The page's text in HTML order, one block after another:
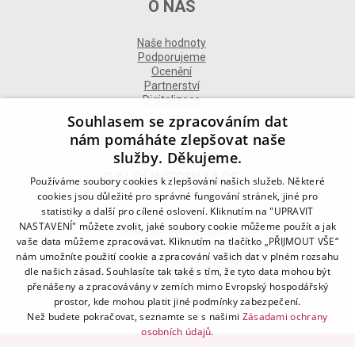
O NÁS
Naše hodnoty
Podporujeme
Ocenění
Partnerství
Digitalizace
DALŠÍ INFORMACE
Kontakt
Naše odborné divize
Naše pobočky
Zásady zpracování osobních údajů
Všeobecné podmínky
Kodex chování
Blog
Souhlasem se zpracováním dat
nám pomáháte zlepšovat naše
služby. Děkujeme.
Používáme soubory cookies k zlepšování našich služeb. Některé
cookies jsou důležité pro správné fungování stránek, jiné pro
statistiky a další pro cílené oslovení. Kliknutím na "UPRAVIT
NASTAVENÍ" můžete zvolit, jaké soubory cookie můžeme použít a jak
vaše data můžeme zpracovávat. Kliknutím na tlačítko „PŘIJMOUT VŠE“
nám umožníte použití cookie a zpracování vašich dat v plném rozsahu
dle našich zásad. Souhlasíte tak také s tím, že tyto data mohou být
přenášeny a zpracovávány v zemích mimo Evropský hospodářský
prostor, kde mohou platit jiné podmínky zabezpečení.
Než budete pokračovat, seznamte se s našimi Zásadami ochrany
osobních údajů.